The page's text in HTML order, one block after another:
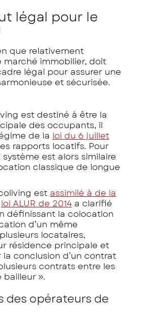
légal pour le
que relativement
marché immobilier, doit
légal pour assurer une
et sécurisée.
est destiné à être la
des occupants, il
de la loi du 6 juillet
rapports locatifs. Pour
système est alors similaire
classique de longue
est assimilé à de la
loi ALUR de 2014 a clarifié
définissant la colocation
d’un même
locataires,
résidence principale et
conclusion d’un contrat
contrats entre les
bailleur ».
des opérateurs de